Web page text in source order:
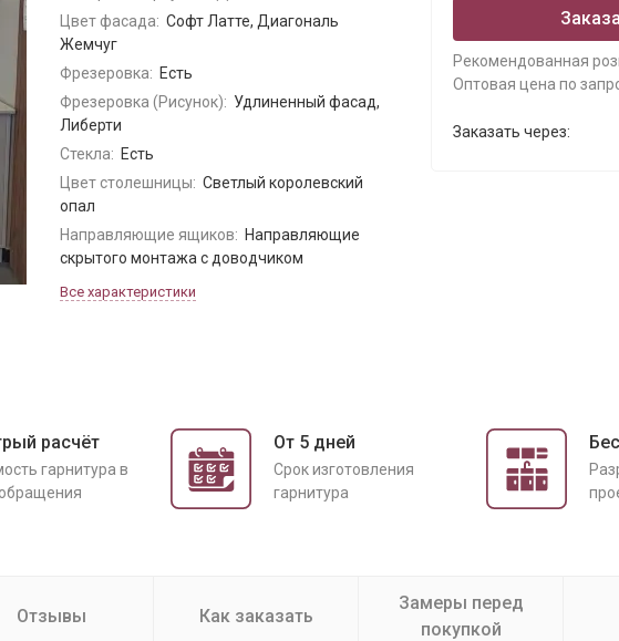
Цвет фасада: Софт Латте, Диагональ
Жемчуг
Фрезеровка: Есть
Фрезеровка (Рисунок): Удлиненный фасад,
Либерти
Стекла: Есть
Цвет столешницы: Светлый королевский
опал
Направляющие ящиков: Направляющие
скрытого монтажа с доводчиком
Все характеристики
Рекомендованная
Оптовая цена по
Заказать через:
расчёт
гарнитура в
От 5 дней
Срок изготовления
гарнитура
Отзывы Как заказать
Замеры перед
покупкой